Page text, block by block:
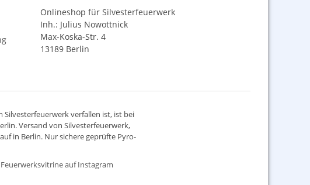
Onlineshop für Silvesterfeuerwerk
Inh.: Julius Nowottnick
Max-Koska-Str. 4
13189 Berlin
Silvesterfeuerwerk verfallen ist, ist bei
Versand von Silvesterfeuerwerk,
in Berlin. Nur sichere geprüfte Pyro-
Feuerwerksvitrine auf Instagram